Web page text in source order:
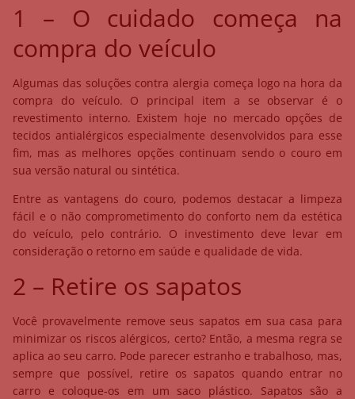
1 – O cuidado começa na
compra do veículo
Algumas das soluções contra alergia começa logo na hora da
compra do veículo. O principal item a se observar é o
revestimento interno. Existem hoje no mercado opções de
tecidos antialérgicos especialmente desenvolvidos para esse
fim, mas as melhores opções continuam sendo o couro em
sua versão natural ou sintética.
Entre as vantagens do couro, podemos destacar a limpeza
fácil e o não comprometimento do conforto nem da estética
do veículo, pelo contrário. O investimento deve levar em
consideração o retorno em saúde e qualidade de vida.
2 – Retire os sapatos
Você provavelmente remove seus sapatos em sua casa para
minimizar os riscos alérgicos, certo? Então, a mesma regra se
aplica ao seu carro. Pode parecer estranho e trabalhoso, mas,
sempre que possível, retire os sapatos quando entrar no
carro e coloque-os em um saco plástico. Sapatos são a